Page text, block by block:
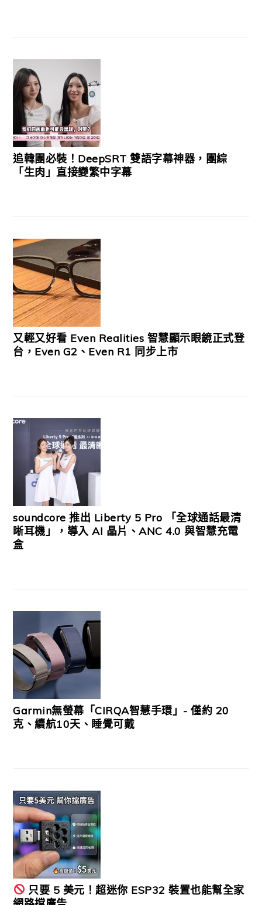
追韓團必裝！DeepSRT 雙語字幕神器，團綜
「生肉」直接變繁中字幕
又輕又好看 Even Realities 智慧顯示眼鏡正式登
台，Even G2、Even R1 同步上市
soundcore 推出 Liberty 5 Pro 「全球通話最清
晰耳機」，導入 AI 晶片、ANC 4.0 與智慧充電
盒
Garmin無螢幕「CIRQA智慧手環」- 僅約 20
克、續航10天、睡覺可戴
只要 5 美元！超迷你 ESP32 裝置也能幫全家